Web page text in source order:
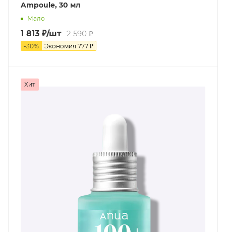
Ampoule, 30 мл
Мало
1 813 ₽/шт 2 590 ₽
-30% Экономия 777 ₽
Хит